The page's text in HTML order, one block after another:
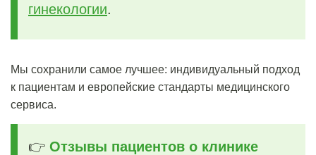
гинекологии.
Мы сохранили самое лучшее: индивидуальный подход
к пациентам и европейские стандарты медицинского
сервиса.
👉 Отзывы пациентов о клинике